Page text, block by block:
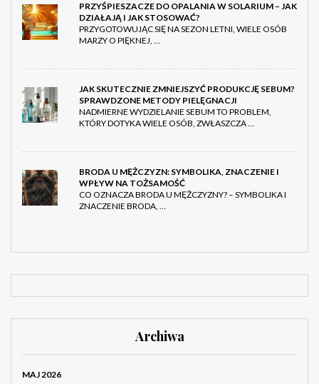
PRZYŚPIESZACZE DO OPALANIA W SOLARIUM – JAK
DZIAŁAJĄ I JAK STOSOWAĆ?
PRZYGOTOWUJĄC SIĘ NA SEZON LETNI, WIELE OSÓB
MARZY O PIĘKNEJ, …
JAK SKUTECZNIE ZMNIEJSZYĆ PRODUKCJĘ SEBUM?
SPRAWDZONE METODY PIELĘGNACJI
NADMIERNE WYDZIELANIE SEBUM TO PROBLEM,
KTÓRY DOTYKA WIELE OSÓB, ZWŁASZCZA …
BRODA U MĘŻCZYZN: SYMBOLIKA, ZNACZENIE I
WPŁYW NA TOŻSAMOŚĆ
CO OZNACZA BRODA U MĘŻCZYZNY? – SYMBOLIKA I
ZNACZENIE BRODA, …
Archiwa
MAJ 2026